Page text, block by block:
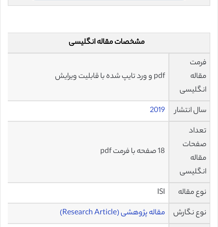
مشخصات مقاله انگلیسی
فرمت
مقاله
انگلیسی
pdf و ورد تایپ شده با قابلیت ویرایش
سال انتشار
2019
تعداد
صفحات
مقاله
انگلیسی
18 صفحه با فرمت pdf
نوع مقاله
ISI
نوع نگارش
مقاله پژوهشی (Research Article)